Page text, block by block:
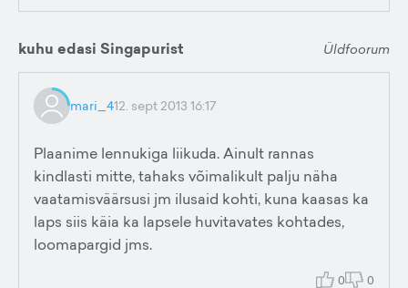
kuhu edasi Singapurist Üldfoorum
mari_412. sept 2013 16:17
Plaanime lennukiga liikuda. Ainult rannas
kindlasti mitte, tahaks võimalikult palju näha
vaatamisväärsusi jm ilusaid kohti, kuna kaasas ka
laps siis käia ka lapsele huvitavates kohtades,
loomapargid jms.
0 0